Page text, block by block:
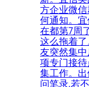
方企业微
何通知。
在都第7周
这么拖着了
友突然集
项专门接
集工作。
问笔录,若